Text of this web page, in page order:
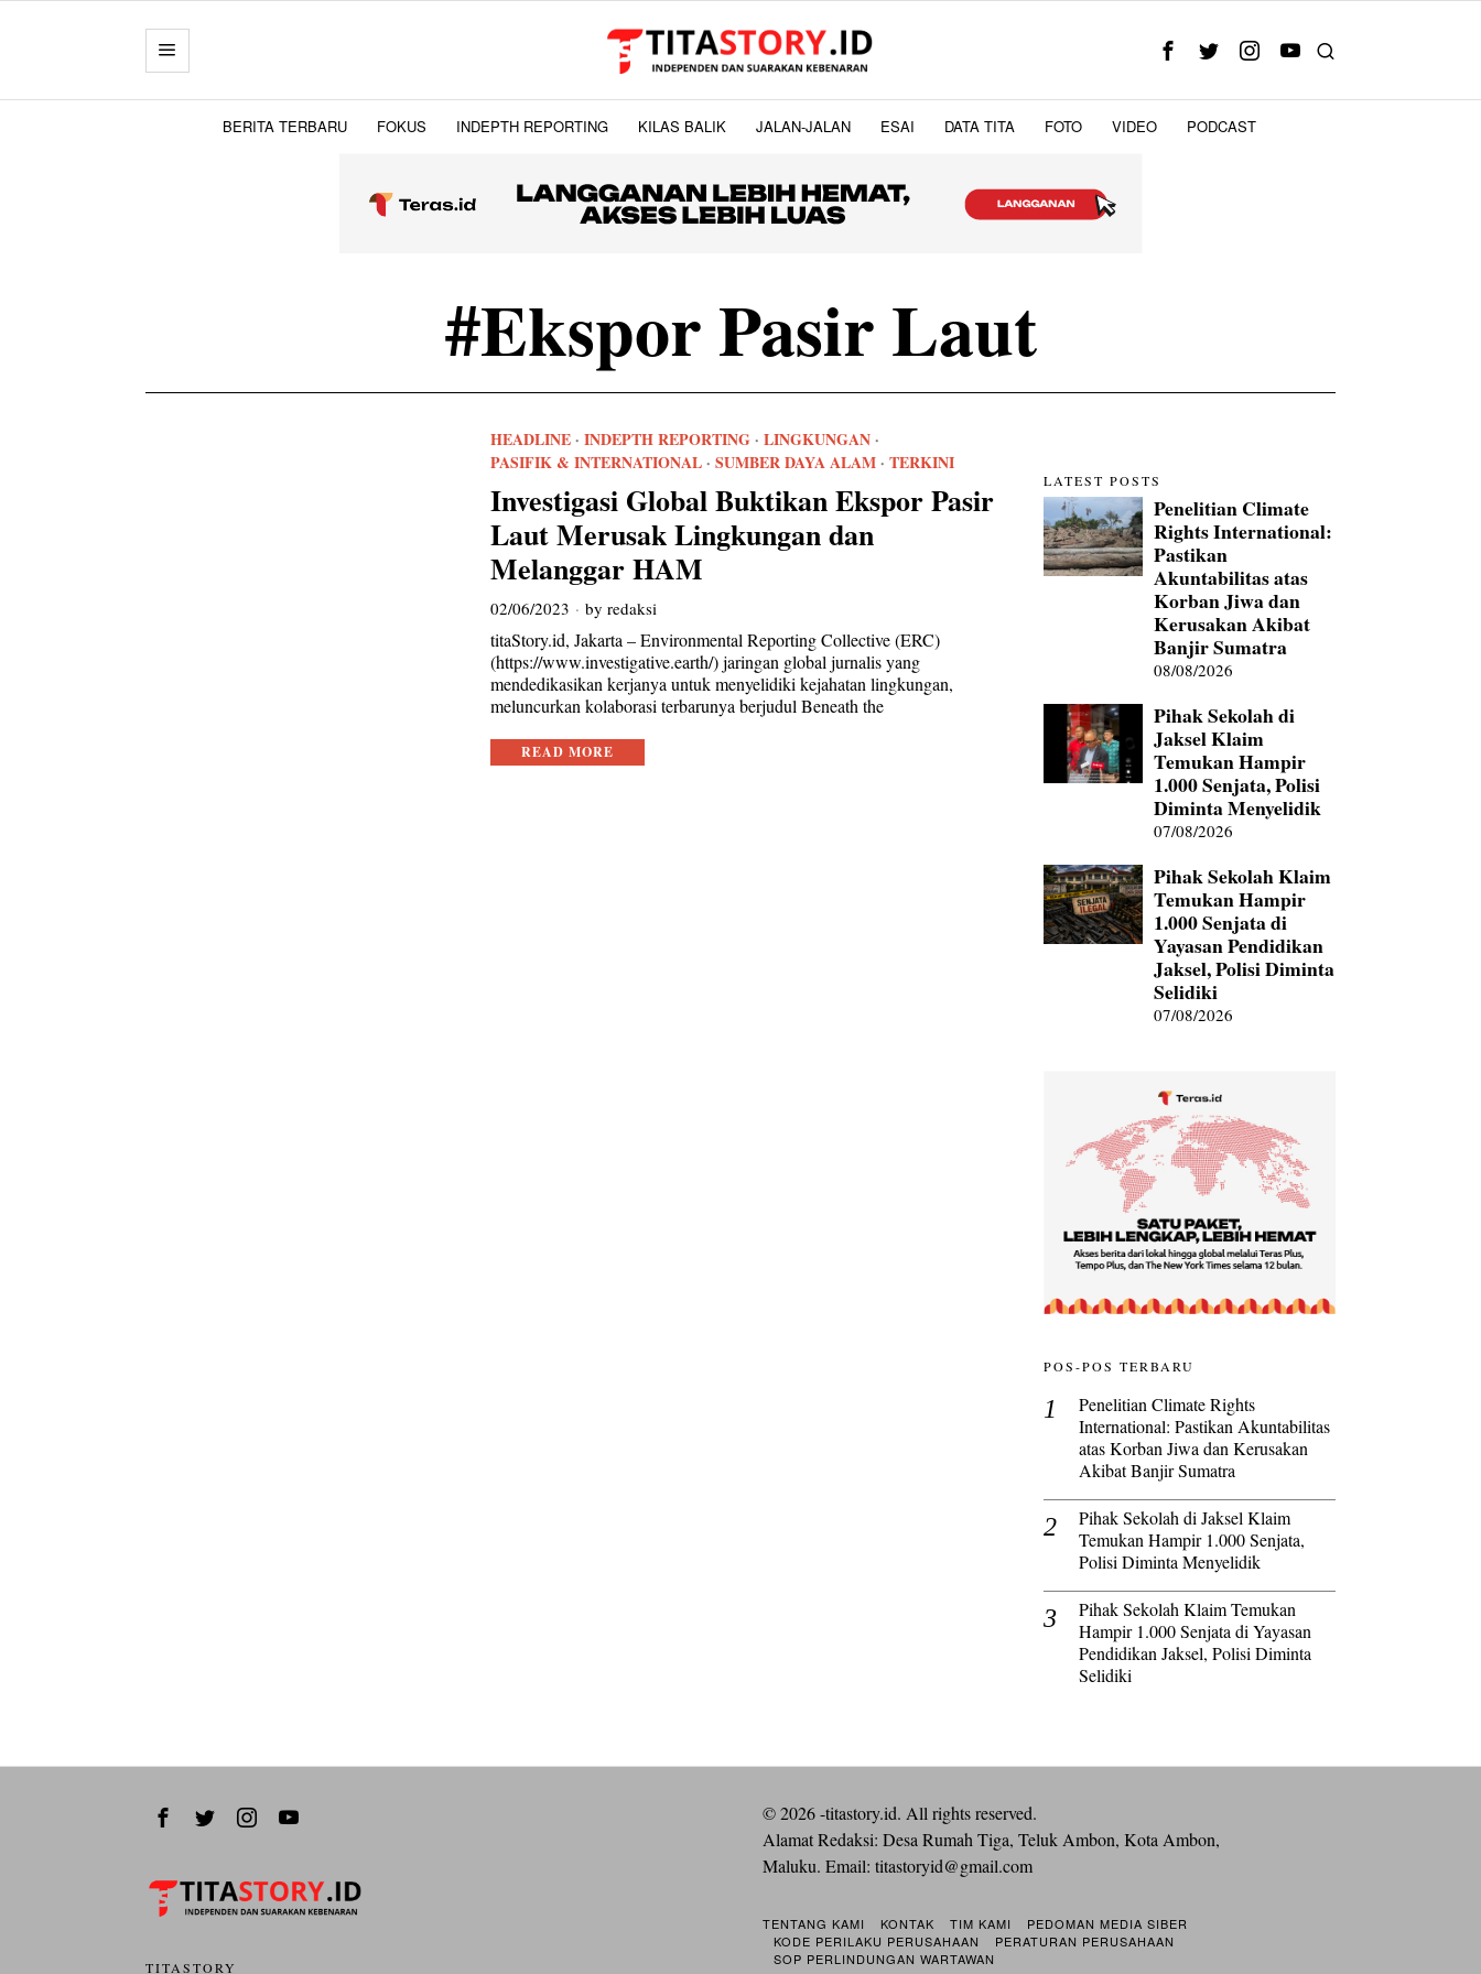
BERITA TERBARU FOKUS INDEPTH REPORTING KILAS BALIK JALAN-JALAN ESAI DATA TITA FOTO VIDEO PODCAST
#Ekspor Pasir Laut
HEADLINE· INDEPTH REPORTING· LINGKUNGAN·
PASIFIK & INTERNATIONAL· SUMBER DAYA ALAM· TERKINI
Investigasi Global Buktikan Ekspor Pasir
Laut Merusak Lingkungan dan
Melanggar HAM
02/06/2023 byredaksi
titaStory.id, Jakarta – Environmental Reporting Collective (ERC)
(https://www.investigative.earth/) jaringan global jurnalis yang
mendedikasikan kerjanya untuk menyelidiki kejahatan lingkungan,
meluncurkan kolaborasi terbarunya berjudul Beneath the
READ MORE
LATEST POSTS
Penelitian Climate
Rights International:
Pastikan
Akuntabilitas atas
Korban Jiwa dan
Kerusakan Akibat
Banjir Sumatra
08/08/2026
Pihak Sekolah di
Jaksel Klaim
Temukan Hampir
1.000 Senjata, Polisi
Diminta Menyelidik
07/08/2026
Pihak Sekolah Klaim
Temukan Hampir
1.000 Senjata di
Yayasan Pendidikan
Jaksel, Polisi Diminta
Selidiki
07/08/2026
POS-POS TERBARU
Penelitian Climate Rights
International: Pastikan Akuntabilitas
atas Korban Jiwa dan Kerusakan
Akibat Banjir Sumatra
Pihak Sekolah di Jaksel Klaim
Temukan Hampir 1.000 Senjata,
Polisi Diminta Menyelidik
Pihak Sekolah Klaim Temukan
Hampir 1.000 Senjata di Yayasan
Pendidikan Jaksel, Polisi Diminta
Selidiki
TITASTORY
©2026-titastory.id. All rights reserved.
Alamat Redaksi: Desa Rumah Tiga, Teluk Ambon, Kota Ambon,
Maluku. Email: titastoryid@gmail.com
TENTANG KAMI KONTAK TIM KAMI
PEDOMAN MEDIA SIBER
KODE PERILAKU PERUSAHAAN
PERATURAN PERUSAHAAN
SOP PERLINDUNGAN WARTAWAN